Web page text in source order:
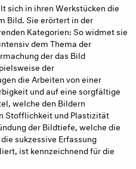
sich in ihren Werkstücken die
Bild. Sie erörtert in der
Kategorien: So widmet sie
dem Thema der
der das Bild
der
die Arbeiten von einer
und auf eine sorgfältige
welche den Bildern
Stofflichkeit und Plastizität
der Bildtiefe, welche die
sukzessive Erfassung
ist kennzeichnend für die